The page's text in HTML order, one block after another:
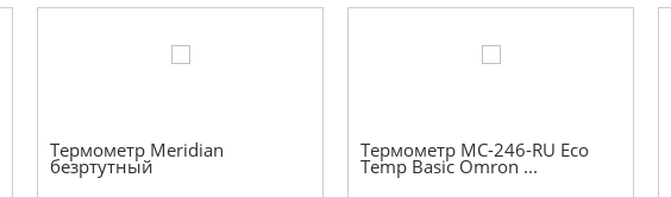
Термометр Meridian
безртутный
Термометр МС-246-RU Eco
Temp Basic Omron ...